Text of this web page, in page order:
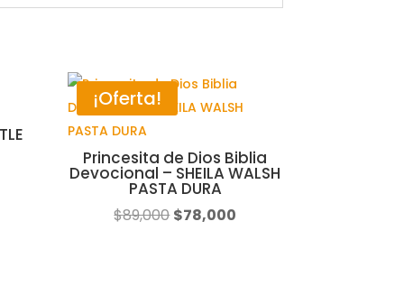
¡Oferta!
Princesita de Dios Biblia
Devocional – SHEILA WALSH
PASTA DURA
$89,000El
$78,000